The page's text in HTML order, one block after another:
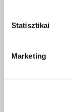
Statisztikai
Marketing